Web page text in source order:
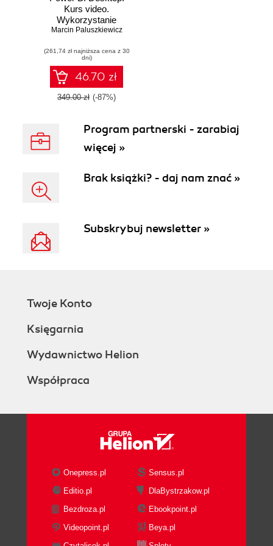
Kurs video.
Wykorzystanie
narzędzia w
wizualizacji danych
Marcin Paluszkiewicz
(261,74 zł najniższa cena z 30
dni)
46.70 zł
349.00 zł (-87%)
Program partnerski - zarabiaj
więcej »
Brak książki? - daj nam znać »
Subskrybuj newsletter »
Twoje Konto
Księgarnia
Wydawnictwo Helion
Współpraca
Onepress.pl
Sensus.pl
Editio.pl
DlaBystrzakow.pl
Bezdroza.pl
Ebookpoint.pl
Videopoint.pl
Beya.pl